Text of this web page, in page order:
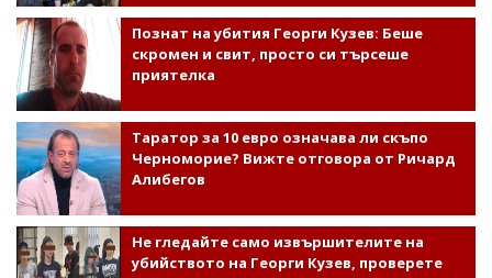
Познат на убития Георги Кузев: Беше
скромен и свит, просто си търсеше
приятелка
Таратор за 10 евро означава ли скъпо
Черноморие? Вижте отговора от Ричард
Алибегов
Не гледайте само извършителите на
убийството на Георги Кузев, проверете